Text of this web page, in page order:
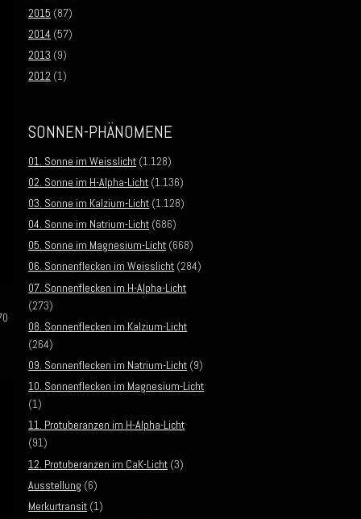
2015 (87)
2014 (57)
2013 (9)
2012 (1)
SONNEN-PHÄNOMENE
01. Sonne im Weisslicht (1.128)
02. Sonne im H-Alpha-Licht (1.136)
03. Sonne im Kalzium-Licht (1.128)
04. Sonne im Natrium-Licht (686)
05. Sonne im Magnesium-Licht (668)
06. Sonnenflecken im Weisslicht (284)
07. Sonnenflecken im H-Alpha-Licht
(273)
08. Sonnenflecken im Kalzium-Licht
(264)
09. Sonnenflecken im Natrium-Licht (9)
10. Sonnenflecken im Magnesium-Licht
(1)
11. Protuberanzen im H-Alpha-Licht
(91)
12. Protuberanzen im CaK-Licht (3)
Ausstellung (6)
Merkurtransit (1)